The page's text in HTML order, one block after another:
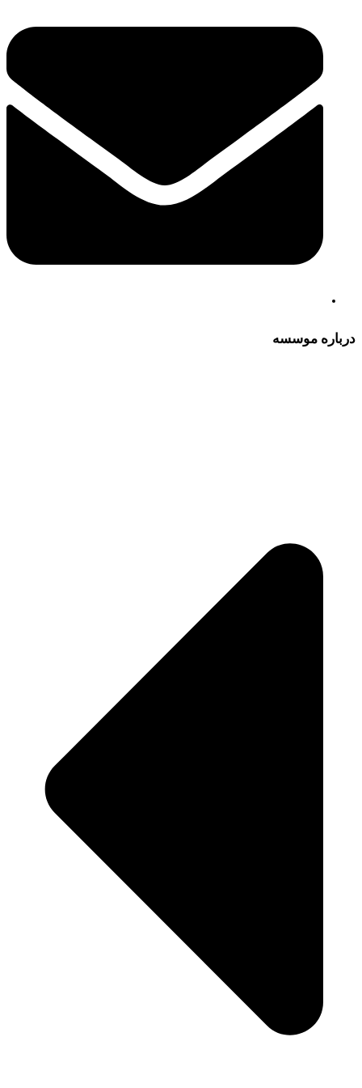
درباره موسسه